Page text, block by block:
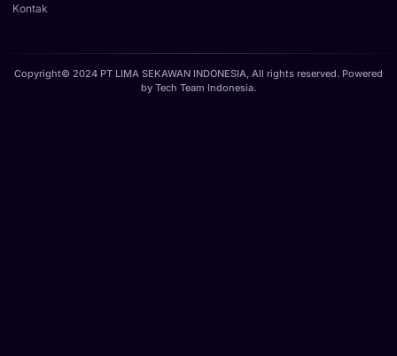
Kontak
Copyright© 2024 PT LIMA SEKAWAN INDONESIA, All rights reserved. Powered
by Tech Team Indonesia.